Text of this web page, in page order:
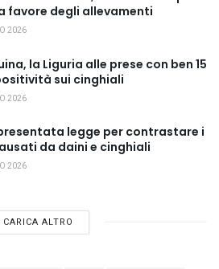
favore degli allevamenti
2026
la Liguria alle prese con ben 15
sui cinghiali
2026
legge per contrastare i
da daini e cinghiali
2026
CARICA ALTRO